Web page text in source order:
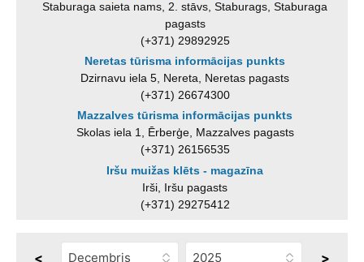
Staburaga saieta nams, 2. stāvs, Staburags, Staburaga
pagasts
(+371) 29892925
Neretas tūrisma informācijas punkts
Dzirnavu iela 5, Nereta, Neretas pagasts
(+371) 26674300
Mazzalves tūrisma informācijas punkts
Skolas iela 1, Ērberģe, Mazzalves pagasts
(+371) 26156535
Iršu muižas klēts - magazīna
Irši, Iršu pagasts
(+371) 29275412
< >